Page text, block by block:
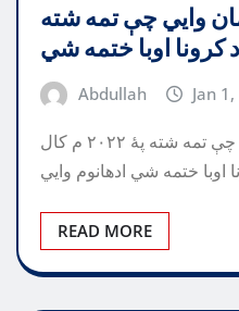
وايي چې تمه شته
Abdullah Jan
د روغتیا نړۍوال سازمان وايي چې تمه شته پۀ ۲۰۲۲ م کال
READ MORE